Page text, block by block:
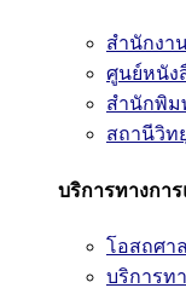
สำนักงา
ศูนย์หนัง
สำนักพิม
สถานีวิท
บริการทางกา
โอสถศา
บริการท